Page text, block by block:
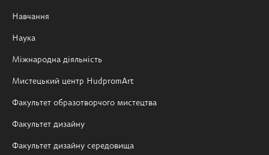
Навчання
Наука
Міжнародна діяльність
Мистецький центр HudpromArt
Факультет образотворчого мистецтва
Факультет дизайну
Факультет дизайну середовища